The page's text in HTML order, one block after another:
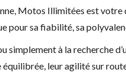
Motos Illimitées est
pour sa fiabilité, sa
simplement à la recherche
leur agilité sur